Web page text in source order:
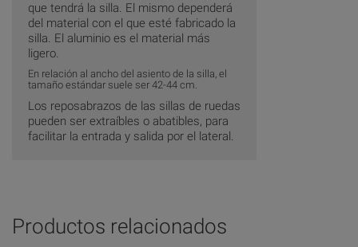
que tendrá la silla. El mismo dependerá
del material con el que esté fabricado la
silla. El aluminio es el material más
ligero.
En relación al ancho del asiento de la silla, el
tamaño estándar suele ser 42-44 cm.
Los reposabrazos de las sillas de ruedas
pueden ser extraíbles o abatibles, para
facilitar la entrada y salida por el lateral.
Productos relacionados